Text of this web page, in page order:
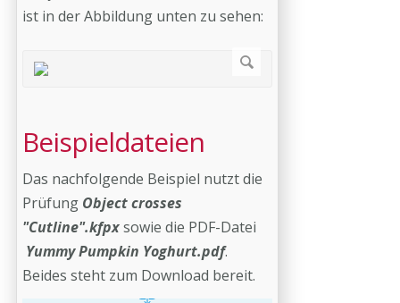
ist in der Abbildung unten zu sehen:
Beispieldateien
Das nachfolgende Beispiel nutzt die
Prüfung Object crosses
"Cutline".kfpxsowie die PDF-Datei
Yummy Pumpkin Yoghurt.pdf.
Beides steht zum Download bereit.